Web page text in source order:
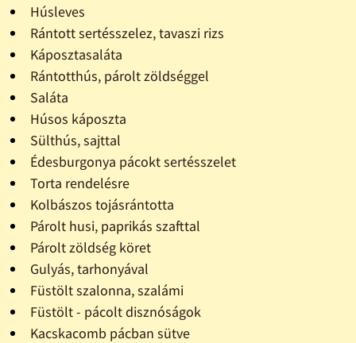
Húsleves
Rántott sertésszelez, tavaszi rizs
Káposztasaláta
Rántotthús, párolt zöldséggel
Saláta
Húsos káposzta
Sülthús, sajttal
Édesburgonya pácokt sertésszelet
Torta rendelésre
Kolbászos tojásrántotta
Párolt husi, paprikás szafttal
Párolt zöldség köret
Gulyás, tarhonyával
Füstölt szalonna, szalámi
Füstölt - pácolt disznóságok
Kacskacomb pácban sütve